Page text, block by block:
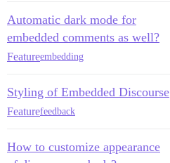
Automatic dark mode for
embedded comments as well?
Featureembedding
Styling of Embedded Discourse
Featurefeedback
How to customize appearance